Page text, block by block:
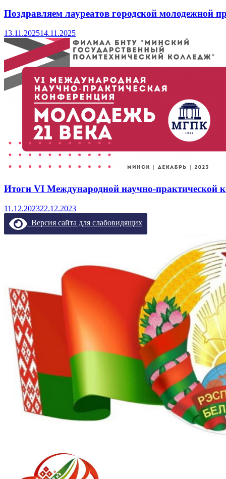
Поздравляем лауреатов городской молодежной
13.11.202514.11.2025
Итоги VI Международной научно-практической
11.12.202322.12.2023
Версия сайта для слабовидящих